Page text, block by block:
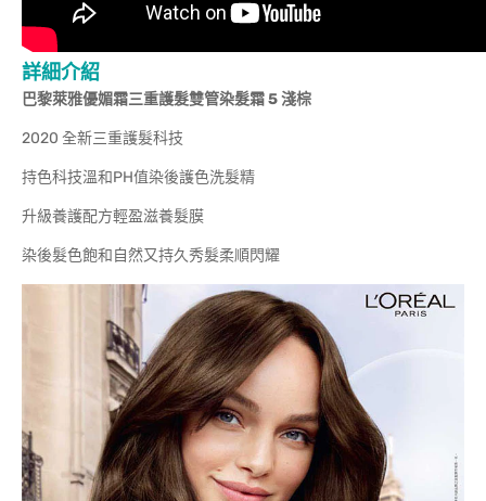
詳細介紹
巴黎萊雅優媚霜三重護髮雙管染髮霜 5 淺棕
2020 全新三重護髮科技
持色科技溫和PH值染後護色洗髮精
升級養護配方輕盈滋養髮膜
染後髮色飽和自然又持久秀髮柔順閃耀